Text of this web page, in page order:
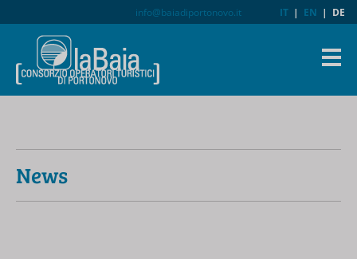
info@baiadiportonovo.it IT | EN | DE
News